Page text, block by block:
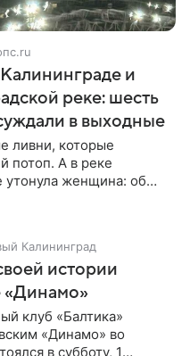
и
реке: шесть
в выходные
ливни, которые
потоп. А в реке
утонула женщина: об
Калининград
истории
«Динамо»
клуб «Балтика»
«Динамо» во
в субботу, 1